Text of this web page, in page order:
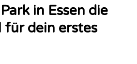
in Essen die
für dein erstes